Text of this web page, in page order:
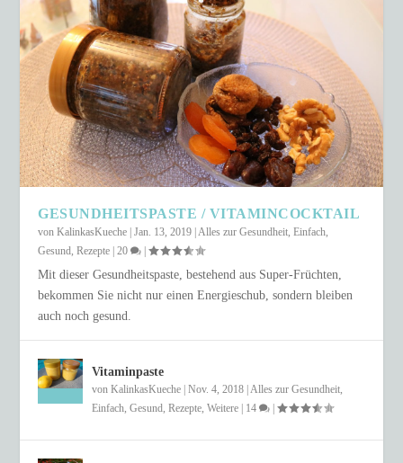
SCHNELLER COUSCOUS-SALAT IN NUR 15
MINUTEN
GESUNDHEITSPASTE / VITAMINCOCKTAIL
vonKalinkasKueche |Jan. 13, 2019 |Alles zur Gesundheit,Einfach,
Gesund,Rezepte |20 |
Mit dieser Gesundheitspaste, bestehend aus Super-Früchten,
bekommen Sie nicht nur einen Energieschub, sondern bleiben
auch noch gesund.
Vitaminpaste
vonKalinkasKueche |Nov. 4, 2018 |Alles zur Gesundheit,
Einfach,Gesund,Rezepte,Weitere 14 |